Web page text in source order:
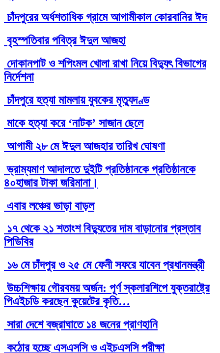
চাঁদপুরের অর্ধশতাধিক গ্রামে আগামীকাল কোরবানির ঈদ
বৃহস্পতিবার পবিত্র ঈদুল আজহা
দোকানপাট ও শপিংমল খোলা রাখা নিয়ে বিদ্যুৎ বিভাগের
নির্দেশনা
চাঁদপুরে হত্যা মামলায় যুবকের মৃত্যুদণ্ড
মাকে হত্যা করে ‘নাটক’ সাজান ছেলে
আগামী ২৮ মে ঈদুল আজহার তারিখ ঘোষণা
ভ্রাম্যমাণ আদালতে দুইটি প্রতিষ্ঠানকে প্রতিষ্ঠানকে
৪০হাজার টাকা জরিমানা।
এবার লঞ্চের ভাড়া বাড়ল
১৭ থেকে ২১ শতাংশ বিদ্যুতের দাম বাড়ানোর প্রস্তাব
পিডিবির
১৬ মে চাঁদপুর ও ২৫ মে ফেনী সফরে যাবেন প্রধানমন্ত্রী
উচ্চশিক্ষায় গৌরবময় অর্জন: পূর্ণ স্কলারশিপে যুক্তরাষ্ট্রে
পিএইচডি করছেন কুয়েটের কৃতি…
সারা দেশে বজ্রাঘাতে ১৪ জনের প্রাণহানি
কঠোর হচ্ছে এসএসসি ও এইচএসসি পরীক্ষা